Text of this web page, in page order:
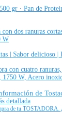
gr · Pan de
dos ranuras
W
| Sabor delicioso
con cuatro
1750 W, Acero
de
detallada
de tu TOSTADORA.